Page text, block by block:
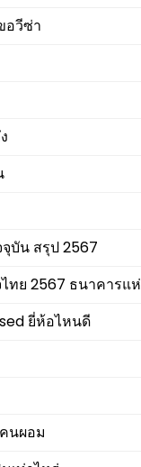
อวีซ่า
บัน สรุป 2567
ทย 2567 ธนาคารแ
ยี่ห้อไหนดี
นผอม